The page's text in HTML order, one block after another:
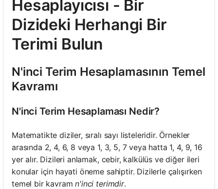
Hesaplayıcısı - Bir
Dizideki Herhangi Bir
Terimi Bulun
N'inci Terim Hesaplamasının Temel
Kavramı
N'inci Terim Hesaplaması Nedir?
Matematikte diziler, sıralı sayı listeleridir. Örnekler
arasında 2, 4, 6, 8 veya 1, 3, 5, 7 veya hatta 1, 4, 9, 16
yer alır. Dizileri anlamak, cebir, kalkülüs ve diğer ileri
konular için hayati öneme sahiptir. Dizilerle çalışırken
temel bir kavramn'inci terimdir.